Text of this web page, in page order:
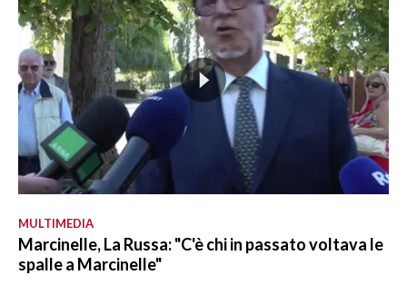
MULTIMEDIA
Marcinelle, La Russa: "C'è chi in passato voltava le
spalle a Marcinelle"